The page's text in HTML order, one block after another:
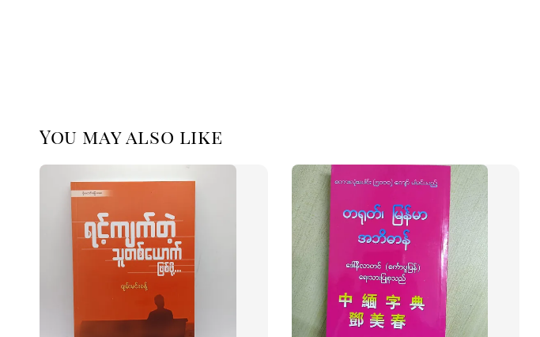
You may also like